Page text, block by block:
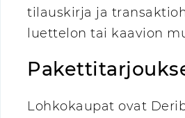
tilauskirja ja
luettelon tai kaavion
Lohkokaupat ovat